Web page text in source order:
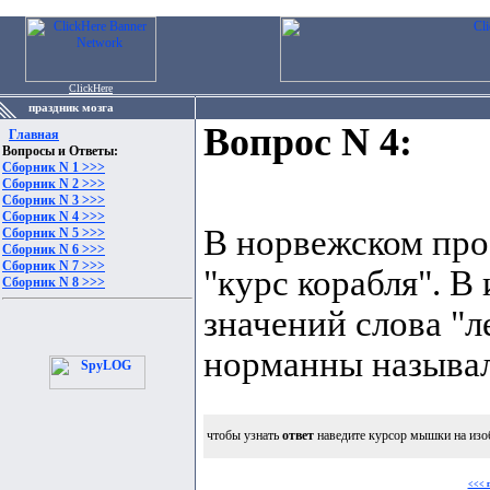
ClickHere
праздник мозга
Главная
Вопросы и Ответы:
Сборник N 1 >>>
Сборник N 2 >>>
Сборник N 3 >>>
Сборник N 4 >>>
Сборник N 5 >>>
Сборник N 6 >>>
Сборник N 7 >>>
Сборник N 8 >>>
Вопрос N 4:
В норвежском
"курс корабля". В
значений слова
норманны
чтобы узнать ответ наведите курсор мышки на
<<<